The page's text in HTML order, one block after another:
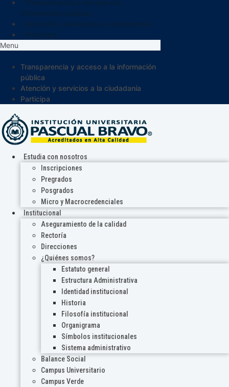
Menu
Transparencia y acceso a la información
pública
Atención y servicios a la ciudadanía
Participa
Estudia con nosotros
Inscripciones
Pregrados
Posgrados
Micro y Macrocredenciales
Institucional
Aseguramiento de la calidad
Rectoría
Direcciones
¿Quiénes somos?
Estatuto general
Estructura Administrativa
Identidad institucional
Historia
Filosofía institucional
Organigrama
Símbolos institucionales
Sistema administrativo
Balance Social
Campus Universitario
Campus Verde